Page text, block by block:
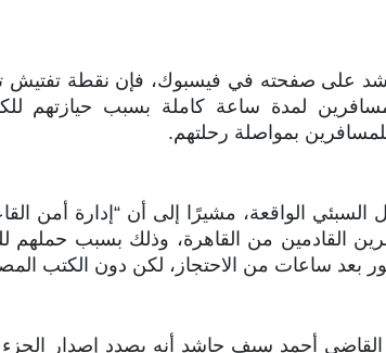
على صفحته في فيسبوك، فإن نقطة تفتيش
لمدة ساعة كاملة بسبب حيازتهم
بمواصلة رحلتهم.
السبئي الواقعة، مشيرًا إلى أن “إدارة أمن
القادمين من القاهرة، وذلك بسبب حملهم
بعد ساعات من الاحتجاز، لكن دون الكتب
أحمد سيف حاشد أنه بصدد إصدار الجزء